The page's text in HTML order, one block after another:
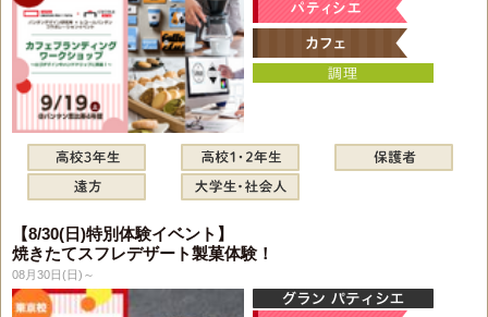
【8/30(日)特別体験イベント】
焼きたてスフレデザート製菓体験！
08月30日(日)～